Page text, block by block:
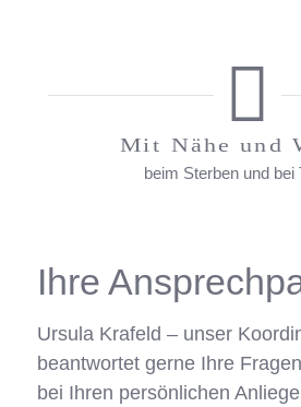
Mit Nähe und
beim Sterben und bei
Ihre
Ursula Krafeld – unser
beantwortet gerne Ihre
bei Ihren persönlichen